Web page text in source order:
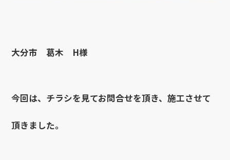
大分市 葛木 H様
今回は、チラシを見てお問合せを頂き、施工させて
頂きました。